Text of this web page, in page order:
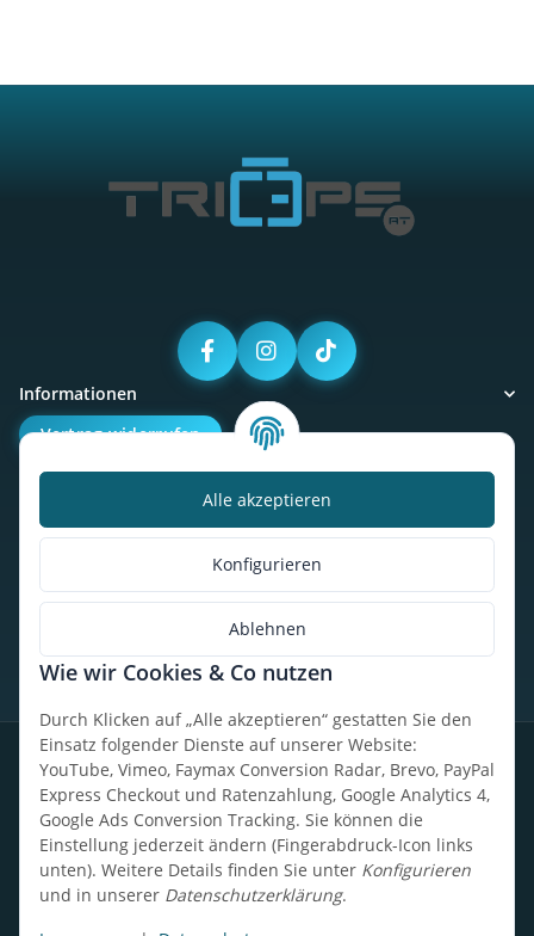
Alle akzeptieren
Konfigurieren
Ablehnen
Wie wir Cookies & Co nutzen
Durch Klicken auf „Alle akzeptieren“ gestatten Sie den
Einsatz folgender Dienste auf unserer Website:
YouTube, Vimeo, Faymax Conversion Radar, Brevo, PayPal
Express Checkout und Ratenzahlung, Google Analytics 4,
Google Ads Conversion Tracking. Sie können die
Einstellung jederzeit ändern (Fingerabdruck-Icon links
unten). Weitere Details finden Sie unter Konfigurieren
und in unserer Datenschutzerklärung.
Informationen
Vertrag widerrufen
Kalorienbedarfsrechner
So findest du uns
* Alle Preise inkl. gesetzlicher USt., zzgl.Versand
Datenschutz Widerrufsrecht AGBImpressumSitemap
Design, Entwicklung & technische Betreuung: UpCode.ONE Sp.
Powered by